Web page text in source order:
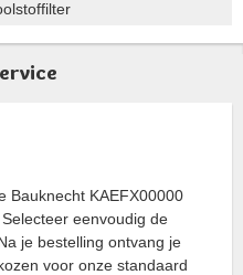
Bauknecht KAEFX00000
eenvoudig de
je bestelling ontvang je
voor onze standaard